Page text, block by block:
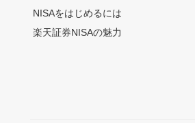
NISAをはじめるには
楽天証券NISAの魅力